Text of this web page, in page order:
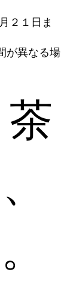
２１日ま
が異なる場